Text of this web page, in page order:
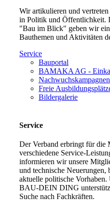
Wir artikulieren und
in Politik und Öffentlichkeit.
"Bau im Blick" geben wir
Bauthemen und Aktivitäten
Service
Bauportal
BAMAKA AG -
Nachwuchskampagnen
Freie
Bildergalerie
Service
Der Verband erbringt für die
verschiedene Service-
informieren wir unsere
und technische Neuerungen,
aktuelle politische
BAU-DEIN DING
Suche nach Fachkräften.